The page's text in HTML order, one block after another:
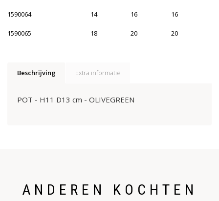
1590064 14 16 16
1590065 18 20 20
Beschrijving Extra informatie
POT - H11 D13 cm - OLIVEGREEN
ANDEREN KOCHTEN